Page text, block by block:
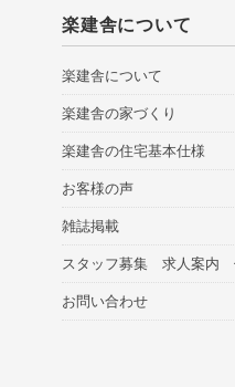
楽建舎について
楽建舎について
楽建舎の家づくり
楽建舎の住宅基本仕様
お客様の声
雑誌掲載
スタッフ募集 求人案内
お問い合わせ